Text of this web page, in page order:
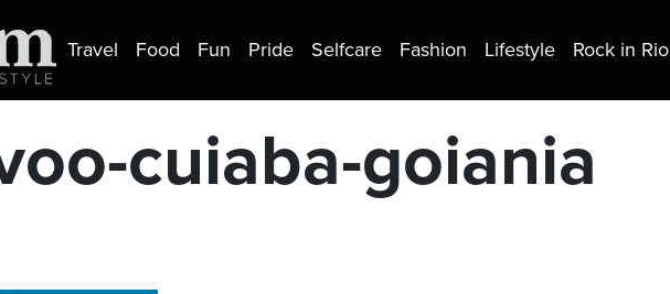
Travel Food Fun Pride Selfcare Fashion Lifestyle Rock in Rio
cuiaba-goiania